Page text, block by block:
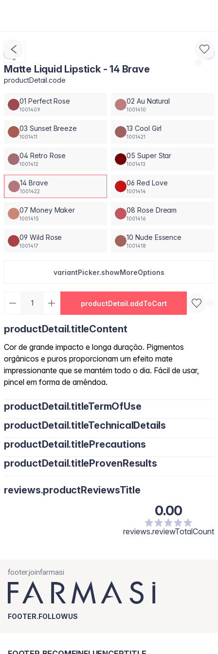
Matte Liquid Lipstick - 14 Brave
productDetail.code
01 Perfect Rose
1001409
02 Au Natural
1001410
03 Sunset Breeze
1001411
13 Cool Girl
1001421
04 Retro Rose
1001412
05 Super Star
1001413
14 Brave
1001422
06 Red Love
1001414
07 Money Maker
1001415
08 Rose Dream
1001416
09 Wild Rose
1001417
10 Nude Essence
1001418
variantPicker.showMoreOptions
productDetail.addToCart
productDetail.titleContent
Cor de grande impacto e longa duração. Pigmentos
orgânicos e puros proporcionam um efeito mate
impressionante que se mantém todo o dia. Fácil de usar,
pincel em forma de amêndoa.
productDetail.titleTermOfUse
productDetail.titleTechnicalDetails
productDetail.titlePrecautions
productDetail.titleProvenResults
reviews.productReviewsTitle
0.00
reviews.reviewTotalCount
footer.joinfarmasi
FOOTER.FOLLOWUS